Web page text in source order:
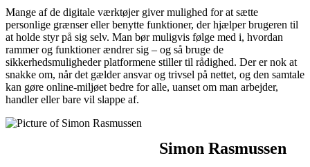
Mange af de digitale værktøjer giver mulighed for at sætte
personlige grænser eller benytte funktioner, der hjælper brugeren til
at holde styr på sig selv. Man bør muligvis følge med i, hvordan
rammer og funktioner ændrer sig – og så bruge de
sikkerhedsmuligheder platformene stiller til rådighed. Der er nok at
snakke om, når det gælder ansvar og trivsel på nettet, og den samtale
kan gøre online-miljøet bedre for alle, uanset om man arbejder,
handler eller bare vil slappe af.
Simon Rasmussen